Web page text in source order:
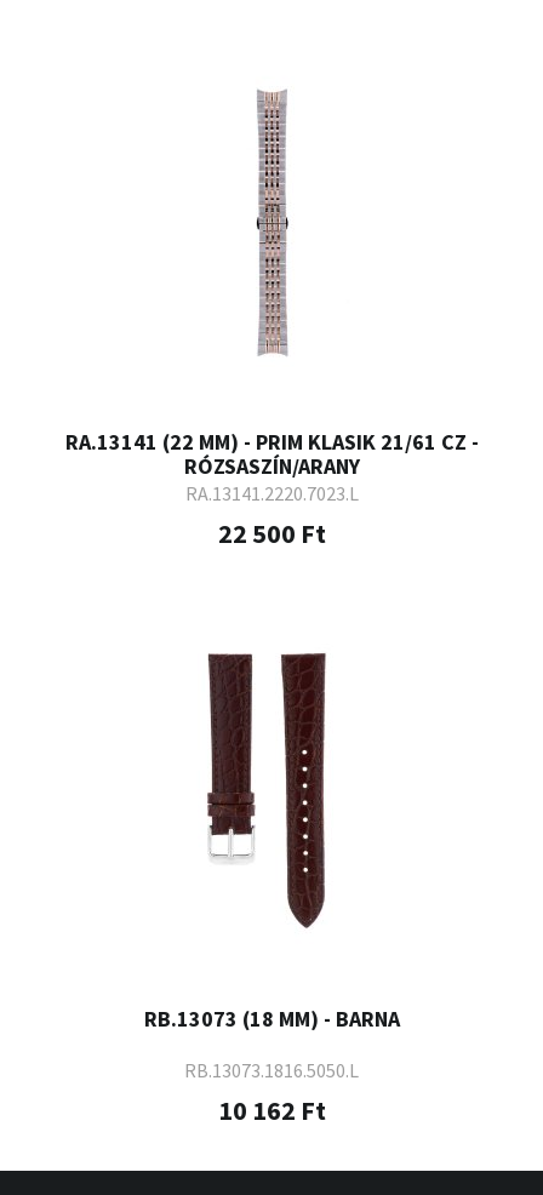
RA.13141 (22 MM) - PRIM KLASIK 21/61 CZ -
RÓZSASZÍN/ARANY
RA.13141.2220.7023.L
22 500 Ft
RB.13073 (18 MM) - BARNA
RB.13073.1816.5050.L
10 162 Ft